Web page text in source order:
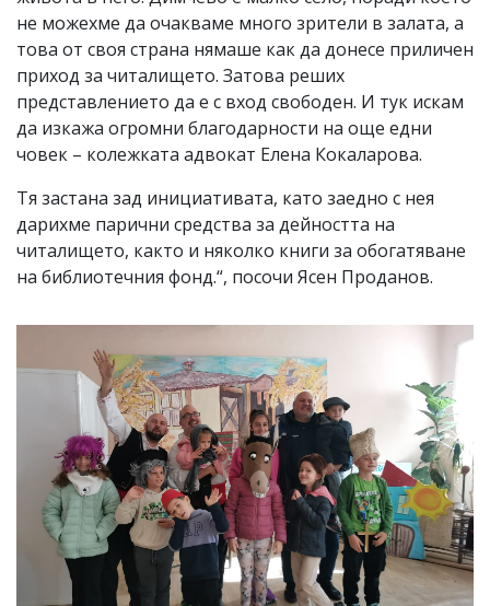
не можехме да очакваме много зрители в залата, а
това от своя страна нямаше как да донесе приличен
приход за читалището. Затова реших
представлението да е с вход свободен. И тук искам
да изкажа огромни благодарности на още едни
човек – колежката адвокат Елена Кокаларова.
Тя застана зад инициативата, като заедно с нея
дарихме парични средства за дейността на
читалището, както и няколко книги за обогатяване
на библиотечния фонд.“, посочи Ясен Проданов.